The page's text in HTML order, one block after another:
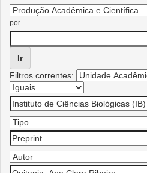
por
Filtros correntes: